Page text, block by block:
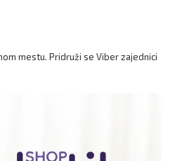
mestu. Pridruži se Viber zajednici